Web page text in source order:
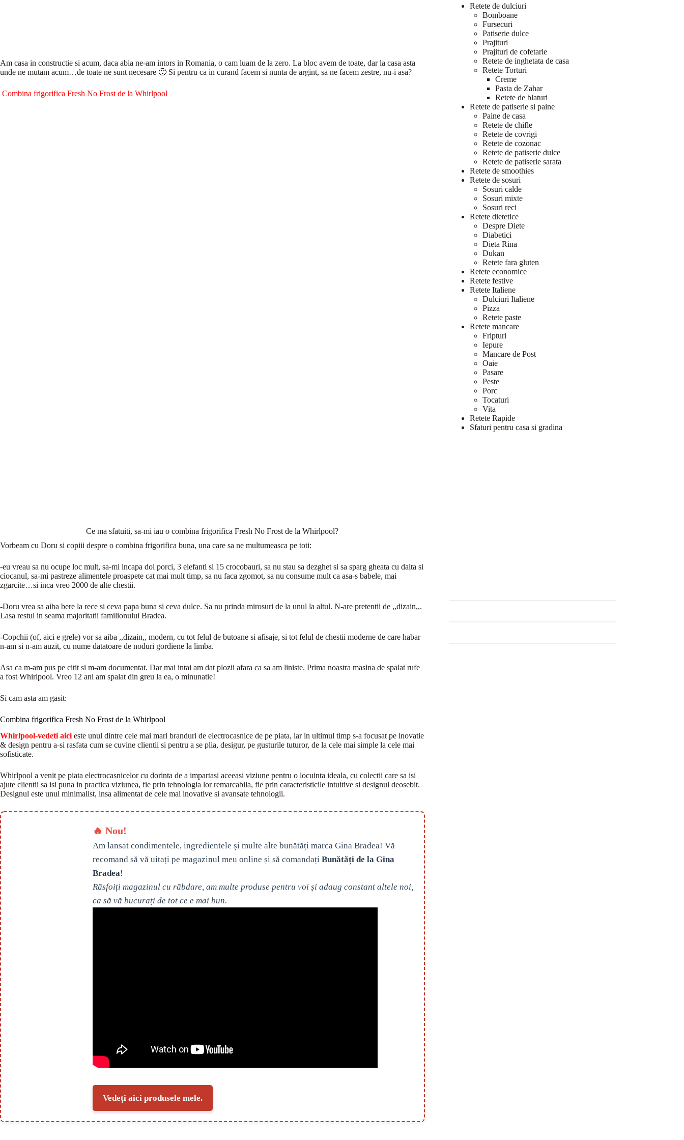
Am casa in constructie si acum, daca abia ne-am intors in Romania, o cam luam de la zero. La bloc avem de toate, dar la casa asta
unde ne mutam acum…de toate ne sunt necesare 🙂 Si pentru ca in curand facem si nunta de argint, sa ne facem zestre, nu-i asa?
Combina frigorifica Fresh No Frost de la Whirlpool
Ce ma sfatuiti, sa-mi iau o combina frigorifica Fresh No Frost de la Whirlpool?
Vorbeam cu Doru si copiii despre o combina frigorifica buna, una care sa ne multumeasca pe toti:
-eu vreau sa nu ocupe loc mult, sa-mi incapa doi porci, 3 elefanti si 15 crocobauri, sa nu stau sa dezghet si sa sparg gheata cu dalta si
ciocanul, sa-mi pastreze alimentele proaspete cat mai mult timp, sa nu faca zgomot, sa nu consume mult ca asa-s babele, mai
zgarcite…si inca vreo 2000 de alte chestii.
-Doru vrea sa aiba bere la rece si ceva papa buna si ceva dulce. Sa nu prinda mirosuri de la unul la altul. N-are pretentii de ,,dizain,,.
Lasa restul in seama majoritatii familionului Bradea.
-Copchii (of, aici e grele) vor sa aiba ,,dizain,, modern, cu tot felul de butoane si afisaje, si tot felul de chestii moderne de care habar
n-am si n-am auzit, cu nume datatoare de noduri gordiene la limba.
Asa ca m-am pus pe citit si m-am documentat. Dar mai intai am dat plozii afara ca sa am liniste. Prima noastra masina de spalat rufe
a fost Whirlpool. Vreo 12 ani am spalat din greu la ea, o minunatie!
Si cam asta am gasit:
Combina frigorifica Fresh No Frost de la Whirlpool
Whirlpool-vedeti aici este unul dintre cele mai mari branduri de electrocasnice de pe piata, iar in ultimul timp s-a focusat pe inovatie
& design pentru a-si rasfata cum se cuvine clientii si pentru a se plia, desigur, pe gusturile tuturor, de la cele mai simple la cele mai
sofisticate.
Whirlpool a venit pe piata electrocasnicelor cu dorinta de a impartasi aceeasi viziune pentru o locuinta ideala, cu colectii care sa isi
ajute clientii sa isi puna in practica viziunea, fie prin tehnologia lor remarcabila, fie prin caracteristicile intuitive si designul deosebit.
Designul este unul minimalist, insa alimentat de cele mai inovative si avansate tehnologii.
🔥 Nou!
Am lansat condimentele, ingredientele și multe alte bunătăți marca Gina Bradea! Vă
recomand să vă uitați pe magazinul meu online și să comandați Bunătăți de la Gina
Bradea!
Răsfoiți magazinul cu răbdare, am multe produse pentru voi și adaug constant altele noi,
ca să vă bucurați de tot ce e mai bun.
Vedeți aici produsele mele.
Retete de dulciuri
Bomboane
Fursecuri
Patiserie dulce
Prajituri
Prajituri de cofetarie
Retete de inghetata de casa
Retete Torturi
Creme
Pasta de Zahar
Retete de blaturi
Retete de patiserie si paine
Paine de casa
Retete de chifle
Retete de covrigi
Retete de cozonac
Retete de patiserie dulce
Retete de patiserie sarata
Retete de smoothies
Retete de sosuri
Sosuri calde
Sosuri mixte
Sosuri reci
Retete dietetice
Despre Diete
Diabetici
Dieta Rina
Dukan
Retete fara gluten
Retete economice
Retete festive
Retete Italiene
Dulciuri Italiene
Pizza
Retete paste
Retete mancare
Fripturi
Iepure
Mancare de Post
Oaie
Pasare
Peste
Porc
Tocaturi
Vita
Retete Rapide
Sfaturi pentru casa si gradina